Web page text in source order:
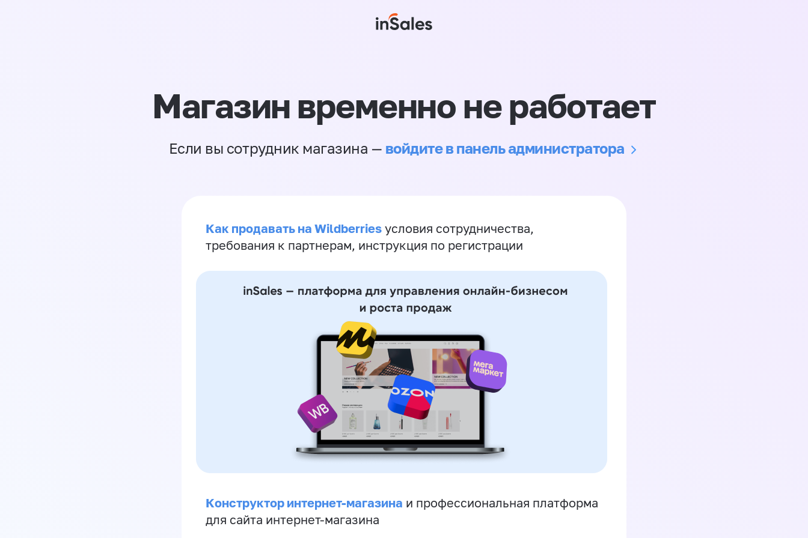
Магазин временно не работает
Если вы сотрудник магазина — войдите в панель администратора
Как продавать на Wildberries условия сотрудничества,
требования к партнерам, инструкция по регистрации
Конструктор интернет-магазина и профессиональная платформа
для сайта интернет-магазина